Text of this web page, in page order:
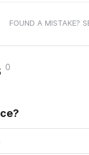
FOUND A MISTAKE?
0